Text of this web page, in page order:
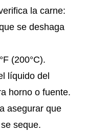
la carne:
se deshaga
(200°C).
líquido del
horno o fuente.
asegurar que
seque.